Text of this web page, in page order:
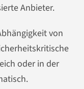
Anbieter.
von
oder in der